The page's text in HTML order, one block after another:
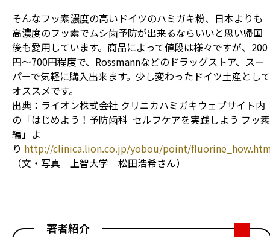
そんなフッ素濃度の高いドイツのハミガキ粉、日本よりも
高濃度のフッ素でムシ歯予防が出来るならいいと思い帰国
後も愛用しています。商品によって値段は様々ですが、200
円～700円程度で、Rossmannなどのドラッグストア、スー
パーで気軽に購入出来ます。少し変わったドイツ土産として
オススメです。
出典：ライオン株式会社 クリニカハミガキウェブサイト内
の「はじめよう！予防歯科 セルフケアを実践しよう フッ素
編」よ
り http://clinica.lion.co.jp/yobou/point/
（文・写真 上智大学 松田浩希さん）
著者紹介